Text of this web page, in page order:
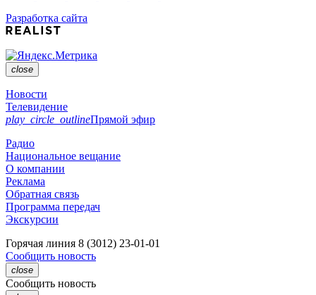
Разработка сайта
close
Новости
Телевидение
play_circle_outlineПрямой эфир
Радио
Национальное вещание
О компании
Реклама
Обратная связь
Программа передач
Экскурсии
Горячая линия 8 (3012) 23-01-01
Сообщить новость
close
Сообщить новость